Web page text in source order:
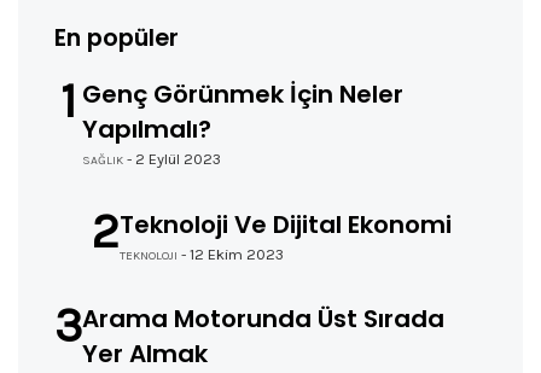
En popüler
1 Genç Görünmek İçin Neler
Yapılmalı?
SAĞLIK - 2 Eylül 2023
2Teknoloji Ve Dijital Ekonomi
TEKNOLOJI - 12 Ekim 2023
3Arama Motorunda Üst Sırada
Yer Almak